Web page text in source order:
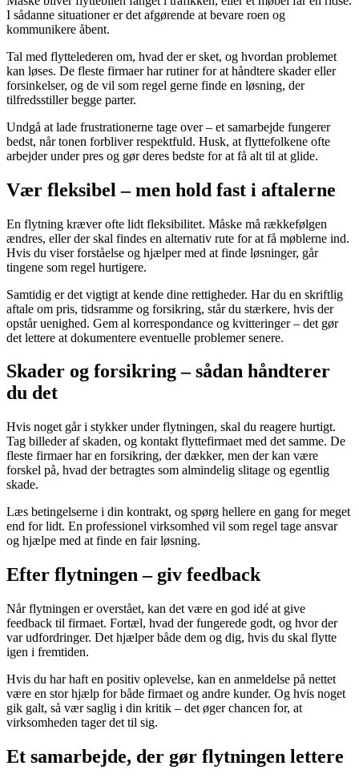
I sådanne situationer er det afgørende at bevare roen og
kommunikere åbent.
Tal med flyttelederen om, hvad der er sket, og hvordan problemet
kan løses. De fleste firmaer har rutiner for at håndtere skader eller
forsinkelser, og de vil som regel gerne finde en løsning, der
tilfredsstiller begge parter.
Undgå at lade frustrationerne tage over – et samarbejde fungerer
bedst, når tonen forbliver respektfuld. Husk, at flyttefolkene ofte
arbejder under pres og gør deres bedste for at få alt til at glide.
Vær fleksibel – men hold fast i aftalerne
En flytning kræver ofte lidt fleksibilitet. Måske må rækkefølgen
ændres, eller der skal findes en alternativ rute for at få møblerne ind.
Hvis du viser forståelse og hjælper med at finde løsninger, går
tingene som regel hurtigere.
Samtidig er det vigtigt at kende dine rettigheder. Har du en skriftlig
aftale om pris, tidsramme og forsikring, står du stærkere, hvis der
opstår uenighed. Gem al korrespondance og kvitteringer – det gør
det lettere at dokumentere eventuelle problemer senere.
Skader og forsikring – sådan håndterer
du det
Hvis noget går i stykker under flytningen, skal du reagere hurtigt.
Tag billeder af skaden, og kontakt flyttefirmaet med det samme. De
fleste firmaer har en forsikring, der dækker, men der kan være
forskel på, hvad der betragtes som almindelig slitage og egentlig
skade.
Læs betingelserne i din kontrakt, og spørg hellere en gang for meget
end for lidt. En professionel virksomhed vil som regel tage ansvar
og hjælpe med at finde en fair løsning.
Efter flytningen – giv feedback
Når flytningen er overstået, kan det være en god idé at give
feedback til firmaet. Fortæl, hvad der fungerede godt, og hvor der
var udfordringer. Det hjælper både dem og dig, hvis du skal flytte
igen i fremtiden.
Hvis du har haft en positiv oplevelse, kan en anmeldelse på nettet
være en stor hjælp for både firmaet og andre kunder. Og hvis noget
gik galt, så vær saglig i din kritik – det øger chancen for, at
virksomheden tager det til sig.
Et samarbejde, der gør flytningen lettere